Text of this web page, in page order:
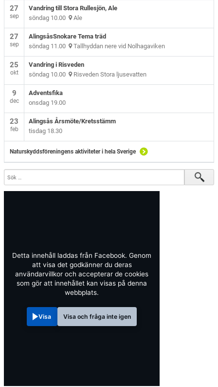
27
sep
Vandring till Stora Rullesjön, Ale
söndag 10.00 Ale
27
sep
AlingsåsSnokare Tema träd
söndag 11.00 Tallhyddan nere vid Nolhagaviken
25
okt
Vandring i Risveden
söndag 10.00 Risveden Stora ljusevatten
9
dec
Adventsfika
onsdag 19.00
23
feb
Alingsås Årsmöte/Kretsstämm
tisdag 18.30
Naturskyddsföreningens aktiviteter i hela Sverige
Detta innehåll laddas från Facebook. Genom
att visa det godkänner du deras
användarvillkor och accepterar de cookies
som gör att innehållet kan visas på denna
webbplats.
Visa Visa och fråga inte igen